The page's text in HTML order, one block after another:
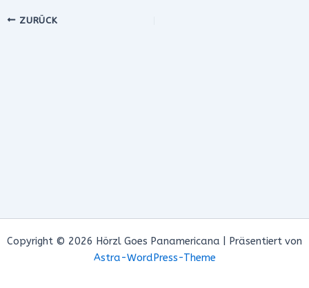
ZURÜCK
Copyright © 2026 Hörzl Goes Panamericana | Präsentiert von
Astra-WordPress-Theme